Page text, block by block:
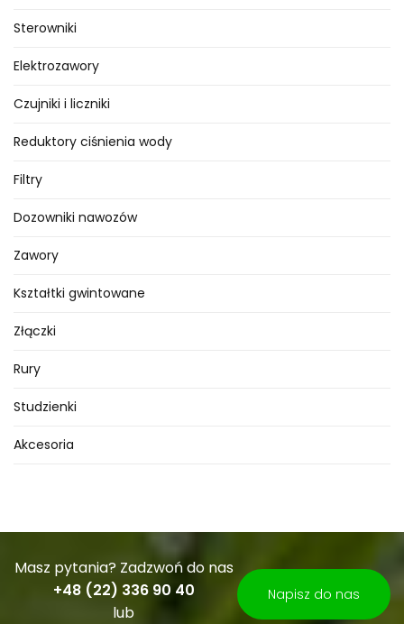
Sterowniki
Elektrozawory
Czujniki i liczniki
Reduktory ciśnienia wody
Filtry
Dozowniki nawozów
Zawory
Kształtki gwintowane
Złączki
Rury
Studzienki
Akcesoria
Masz pytania? Zadzwoń do nas
+48 (22) 336 90 40
lub
Napisz do nas